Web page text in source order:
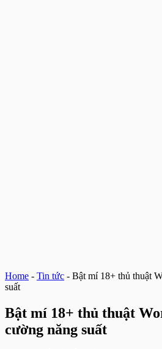
Home - Tin tức - Bật mí 18+ thủ thuật
suất
Bật mí 18+ thủ thuật
cường năng suất